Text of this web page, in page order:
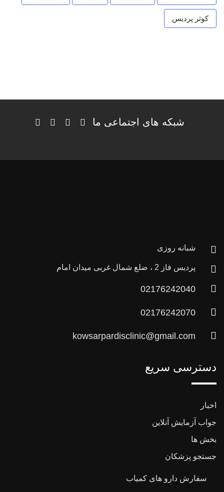
کوثر پردیس
شبکه های اجتماعی ما
شبانه روزی
پردیس فاز 2 ، ضلع شمال غربی میدان امام
02176242040
02176242070
kowsarpardisclinic@gmail.com
دسترسی سریع
اخبار
جواب آزمایش آنلاین
بخش ها
جستجو پزشکان
سفارش دارو های کمیاب